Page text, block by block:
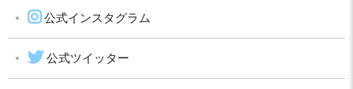
公式インスタグラム
公式ツイッター